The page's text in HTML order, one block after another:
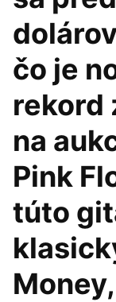
čo je
rekord
na
Pink
túto